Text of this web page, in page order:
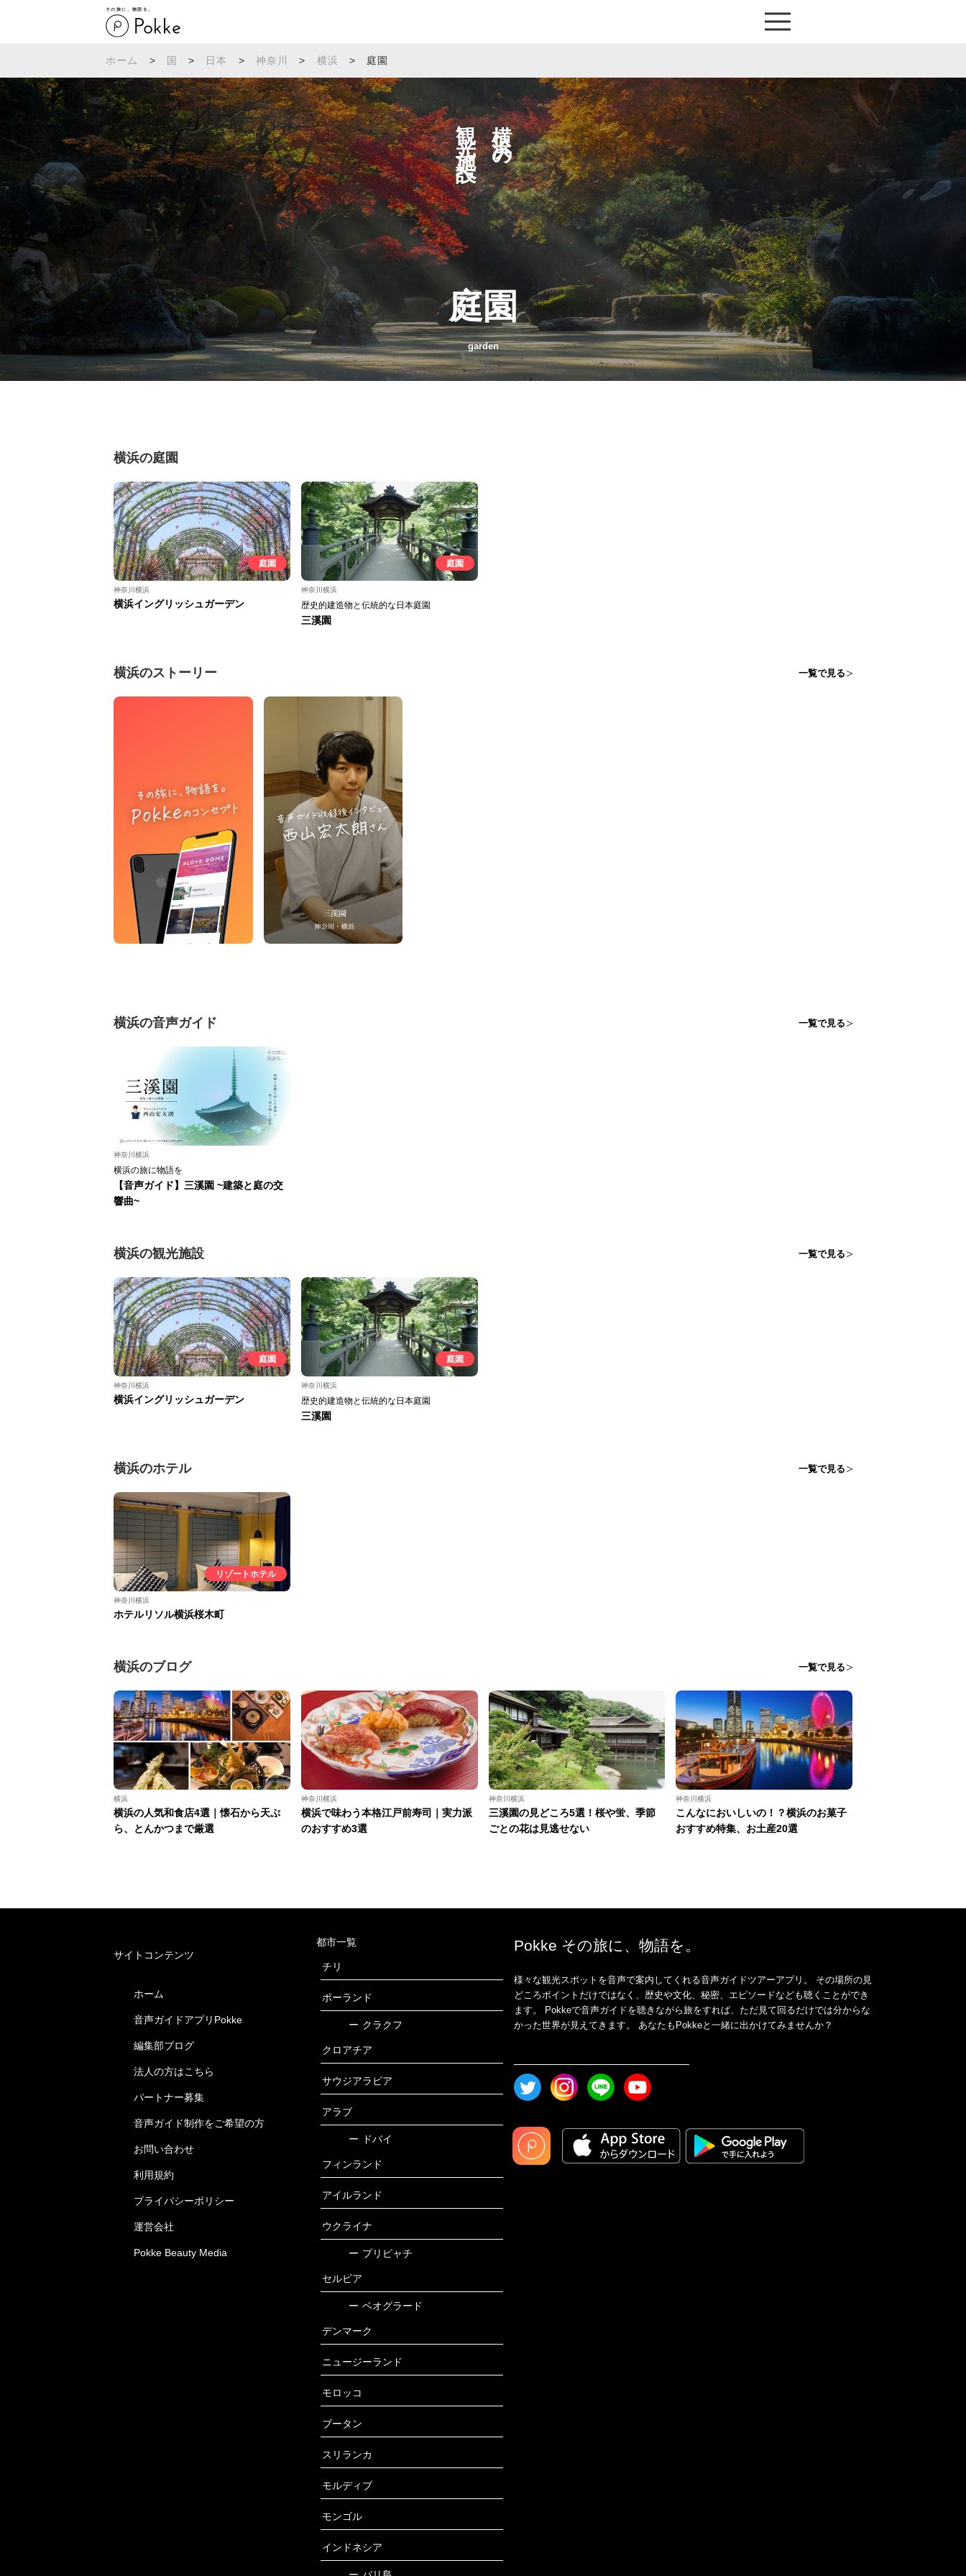
その旅に、物語を。
ホーム > 国 > 日本 > 神奈川 > 横浜 > 庭園
横浜の
観光施設へ
庭園
garden
横浜の庭園
庭園
神奈川横浜
横浜イングリッシュガーデン
庭園
神奈川横浜
歴史的建造物と伝統的な日本庭園
三溪園
横浜のストーリー 一覧で見る
横浜の音声ガイド 一覧で見る
神奈川横浜
横浜の旅に物語を
【音声ガイド】三溪園 ~建築と庭の交
響曲~
横浜の観光施設 一覧で見る
庭園
神奈川横浜
横浜イングリッシュガーデン
庭園
神奈川横浜
歴史的建造物と伝統的な日本庭園
三溪園
横浜のホテル 一覧で見る
リゾートホテル
神奈川横浜
ホテルリソル横浜桜木町
横浜のブログ 一覧で見る
横浜
横浜の人気和食店4選｜懐石から天ぷ
ら、とんかつまで厳選
神奈川横浜
横浜で味わう本格江戸前寿司｜実力派
のおすすめ3選
神奈川横浜
三溪園の見どころ5選！桜や蛍、季節
ごとの花は見逃せない
神奈川横浜
こんなにおいしいの！？横浜のお菓子
おすすめ特集、お土産20選
サイトコンテンツ
ホーム
音声ガイドアプリPokke
編集部ブログ
法人の方はこちら
パートナー募集
音声ガイド制作をご希望の方
お問い合わせ
利用規約
プライバシーポリシー
運営会社
Pokke Beauty Media
都市一覧
チリ
ポーランド
ー クラクフ
クロアチア
サウジアラビア
アラブ
ー ドバイ
フィンランド
アイルランド
ウクライナ
ー プリピャチ
セルビア
ー ベオグラード
デンマーク
ニュージーランド
モロッコ
ブータン
スリランカ
モルディブ
モンゴル
インドネシア
Pokke その旅に、物語を。
様々な観光スポットを音声で案内してくれる音声ガイドツアーアプリ。 その場所の見
どころポイントだけではなく、歴史や文化、秘密、エピソードなども聴くことができ
ます。 Pokkeで音声ガイドを聴きながら旅をすれば、ただ見て回るだけでは分からな
かった世界が見えてきます。 あなたもPokkeと一緒に出かけてみませんか？